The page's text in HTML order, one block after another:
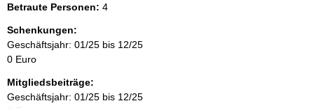
Betraute Personen: 4
Schenkungen:
Geschäftsjahr: 01/25 bis 12/25
0 Euro
Mitgliedsbeiträge:
Geschäftsjahr: 01/25 bis 12/25